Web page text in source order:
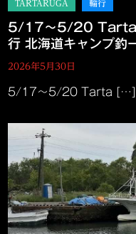
5/17～5/20
行 北海道キャンプ釣
2026年5月30日
5/17～5/20 Tarta […]